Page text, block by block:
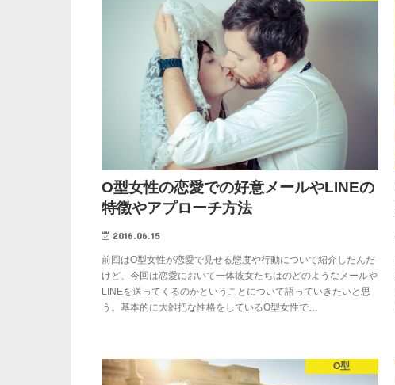
O型女性の恋愛での好意メールやLINEの
特徴やアプローチ方法
2016.06.15
前回はO型女性が恋愛で見せる態度や行動について紹介したんだ
けど、今回は恋愛において一体彼女たちはのどのようなメールや
LINEを送ってくるのかということについて語っていきたいと思
う。基本的に大雑把な性格をしているO型女性で…
O型